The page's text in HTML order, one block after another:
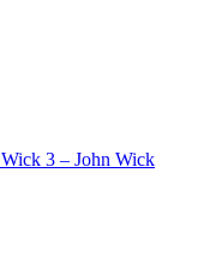
3 – John Wick